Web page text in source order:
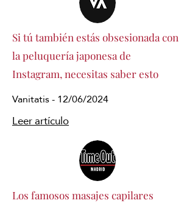
Si tú también estás obsesionada con
la peluquería japonesa de
Instagram, necesitas saber esto
Vanitatis - 12/06/2024
Leer artículo
Los famosos masajes capilares